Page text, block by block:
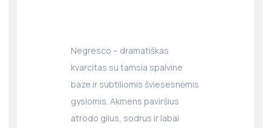
Negresco – dramatiškas
kvarcitas su tamsia spalvine
baze ir subtiliomis šviesesnėmis
gyslomis. Akmens paviršius
atrodo gilus, sodrus ir labai